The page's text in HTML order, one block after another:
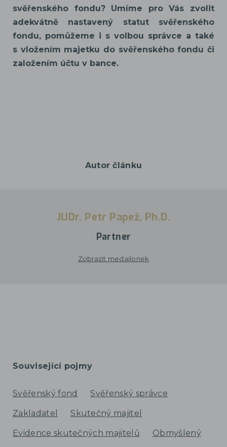
svěřenského fondu? Umíme pro Vás zvolit
adekvátně nastavený statut svěřenského
fondu, pomůžeme i s volbou správce a také
s vložením majetku do svěřenského fondu či
založením účtu v bance.
Autor článku
JUDr. Petr Papež, Ph.D.
Partner
Zobrazit medailonek
Související pojmy
Svěřenský fond Svěřenský správce
Zakladatel Skutečný majitel
Evidence skutečných majitelů Obmyšlený